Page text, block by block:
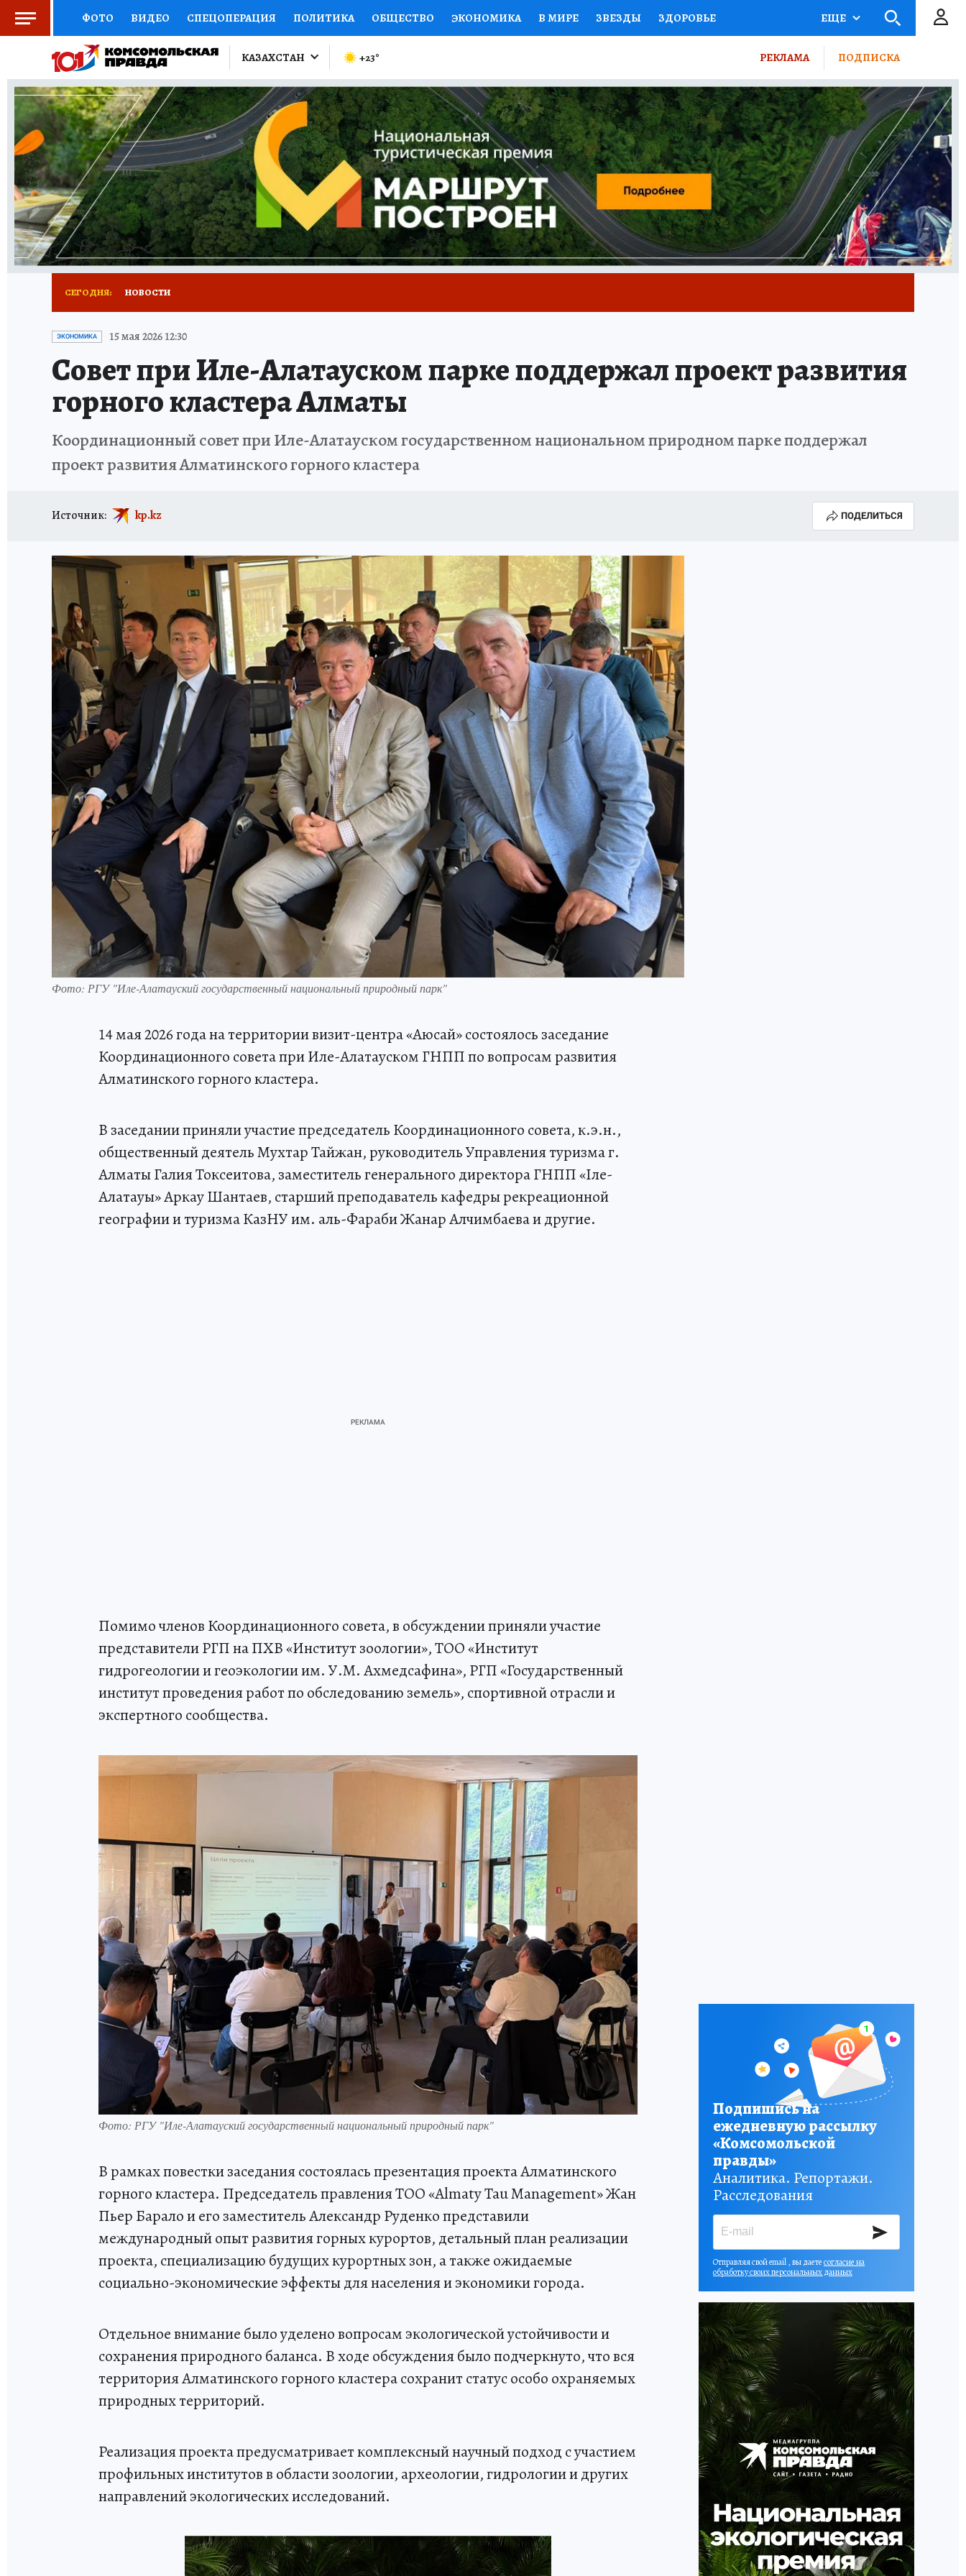
ФОТО ВИДЕО СПЕЦОПЕРАЦИЯ ПОЛИТИКА ОБЩЕСТВО ЭКОНОМИКА В МИРЕ ЗВЕЗДЫ ЗДОРОВЬЕ
КИТАЙСКИЙ ВЗГЛЯД НАУКА КИТАЙСКИЙ ВЗГЛЯД ВЫБОР ЭКСПЕРТОВ
ДОКТОР ОТКРЫВАЕМ МИР СЕМЬЯ ЖЕНСКИЕ СЕКРЕТЫ КНИЖНАЯ ПОЛКА ПРОГНОЗЫ НА СПОРТ ПРОМОКОДЫ
СЕРИАЛЫ СПЕЦПРОЕКТЫ ДЕФИЦИТ ЖЕЛЕЗА ТУРИЗМ ПРЕСС-ЦЕНТР НЕДВИЖИМОСТЬ ТЕЛЕВИЗОР КОЛЛЕКЦИИ
КОНКУРСЫ ГИД ПОТРЕБИТЕЛЯ ВСЕ О КП РАДИО КП РЕКЛАМА ТЕСТЫ НОВОЕ НА САЙТЕ
ЕЩЕ
КАЗАХСТАН +23° РЕКЛАМА ПОДПИСКА
СЕГОДНЯ: НОВОСТИ
ЭКОНОМИКА 15 мая 2026 12:30
Совет при Иле-Алатауском парке поддержал проект развития
горного кластера Алматы
Координационный совет при Иле-Алатауском государственном национальном природном парке поддержал
проект развития Алматинского горного кластера
Источник: kp.kz ПОДЕЛИТЬСЯ
Фото: РГУ "Иле-Алатауский государственный национальный природный парк"
14 мая 2026 года на территории визит-центра «Аюсай» состоялось заседание
Координационного совета при Иле-Алатауском ГНПП по вопросам развития
Алматинского горного кластера.
В заседании приняли участие председатель Координационного совета, к.э.н.,
общественный деятель Мухтар Тайжан, руководитель Управления туризма г.
Алматы Галия Токсеитова, заместитель генерального директора ГНПП «Іле-
Алатауы» Аркау Шантаев, старший преподаватель кафедры рекреационной
географии и туризма КазНУ им. аль-Фараби Жанар Алчимбаева и другие.
Помимо членов Координационного совета, в обсуждении приняли участие
представители РГП на ПХВ «Институт зоологии», ТОО «Институт
гидрогеологии и геоэкологии им. У.М. Ахмедсафина», РГП «Государственный
институт проведения работ по обследованию земель», спортивной отрасли и
экспертного сообщества.
Фото: РГУ "Иле-Алатауский государственный национальный природный парк"
В рамках повестки заседания состоялась презентация проекта Алматинского
горного кластера. Председатель правления ТОО «Almaty Tau Management» Жан
Пьер Барало и его заместитель Александр Руденко представили
международный опыт развития горных курортов, детальный план реализации
проекта, специализацию будущих курортных зон, а также ожидаемые
социально-экономические эффекты для населения и экономики города.
Отдельное внимание было уделено вопросам экологической устойчивости и
сохранения природного баланса. В ходе обсуждения было подчеркнуто, что вся
территория Алматинского горного кластера сохранит статус особо охраняемых
природных территорий.
Реализация проекта предусматривает комплексный научный подход с участием
профильных институтов в области зоологии, археологии, гидрологии и других
направлений экологических исследований.
Подпишись на
ежедневную рассылку
«Комсомольской
правды»
Аналитика. Репортажи.
Расследования
Отправляя свой email , вы даетесогласие на
обработку своих персональных данных